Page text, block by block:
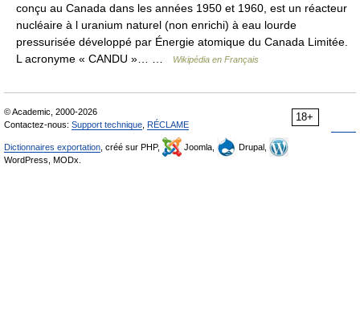
conçu au Canada dans les années 1950 et 1960, est un réacteur
nucléaire à l uranium naturel (non enrichi) à eau lourde
pressurisée développé par Énergie atomique du Canada Limitée.
L acronyme « CANDU »… …
Wikipédia en Français
18+
© Academic, 2000-2026
Contactez-nous: Support technique RÉCLAME
Dictionnaires exportation , créé sur PHP, Joomla,
Drupal,
WordPress, MODx.